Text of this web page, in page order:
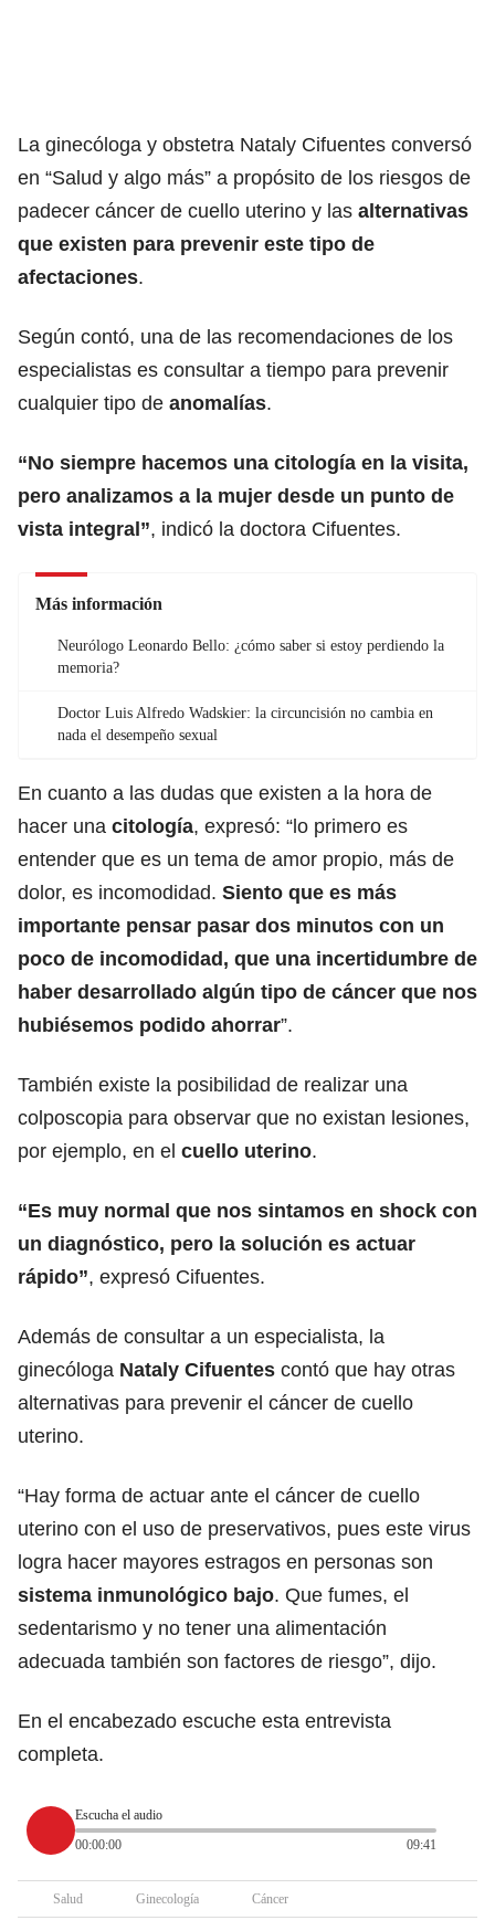
La ginecóloga y obstetra Nataly Cifuentes conversó
en “Salud y algo más” a propósito de los riesgos de
padecer cáncer de cuello uterino y las alternativas
que existen para prevenir este tipo de
afectaciones.
Según contó, una de las recomendaciones de los
especialistas es consultar a tiempo para prevenir
cualquier tipo de anomalías.
“No siempre hacemos una citología en la visita,
pero analizamos a la mujer desde un punto de
vista integral”, indicó la doctora Cifuentes.
Más información
Neurólogo Leonardo Bello: ¿cómo saber si estoy perdiendo la
memoria?
Doctor Luis Alfredo Wadskier: la circuncisión no cambia en
nada el desempeño sexual
En cuanto a las dudas que existen a la hora de
hacer una citología, expresó: “lo primero es
entender que es un tema de amor propio, más de
dolor, es incomodidad. Siento que es más
importante pensar pasar dos minutos con un
poco de incomodidad, que una incertidumbre de
haber desarrollado algún tipo de cáncer que nos
hubiésemos podido ahorrar”.
También existe la posibilidad de realizar una
colposcopia para observar que no existan lesiones,
por ejemplo, en el cuello uterino.
“Es muy normal que nos sintamos en shock con
un diagnóstico, pero la solución es actuar
rápido”, expresó Cifuentes.
Además de consultar a un especialista, la
ginecóloga Nataly Cifuentes contó que hay otras
alternativas para prevenir el cáncer de cuello
uterino.
“Hay forma de actuar ante el cáncer de cuello
uterino con el uso de preservativos, pues este virus
logra hacer mayores estragos en personas son
sistema inmunológico bajo. Que fumes, el
sedentarismo y no tener una alimentación
adecuada también son factores de riesgo”, dijo.
En el encabezado escuche esta entrevista
completa.
Escucha el audio
00:00:00
09:41
Salud Ginecología Cáncer